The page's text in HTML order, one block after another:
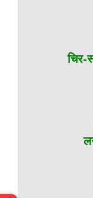
चिर-